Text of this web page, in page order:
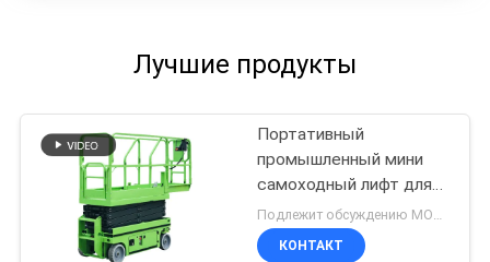
Лучшие продукты
Портативный
промышленный мини
самоходный лифт для
чистки краски
Подлежит обсуждению MOQ:1 единица
КОНТАКТ